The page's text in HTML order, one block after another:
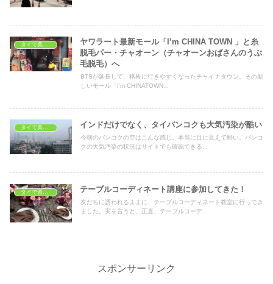
タイで美容・健康
ヤワラート最新モール「I’m CHINA TOWN 」と糸
脱毛パー・チャオーン（チャオーンおばさんのうぶ
毛脱毛）へ
BTSが延長して、格段に行きやすくなったチャイナタウン。その新
しいモール「I’m CHINATOWN...
タイで美容・健康 インドだけでなく、タイバンコクも大気汚染が酷い
今朝のバンコクの空はこんな感じ。本当に目に見えて酷い。バンコ
クの大気汚染の状況はサイトでも確認できる...
テーブルコーディネート講座に参加してきた！
友だちに誘われるままに、テーブルコーディネート教室に行ってき
ました。実を言うと、正直、テーブルコーデ...
スポンサーリンク